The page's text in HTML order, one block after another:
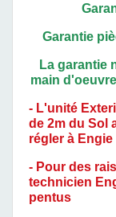
Garantie
La garantie
main
- L'unité
de 2m du Sol
régler à Engie
- Pour des
technicien
pentus